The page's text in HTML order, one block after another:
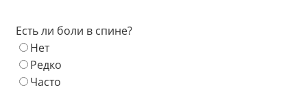
Есть ли боли в спине?
Нет
Редко
Часто